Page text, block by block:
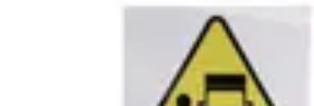
Estrategias de
Verificación de información